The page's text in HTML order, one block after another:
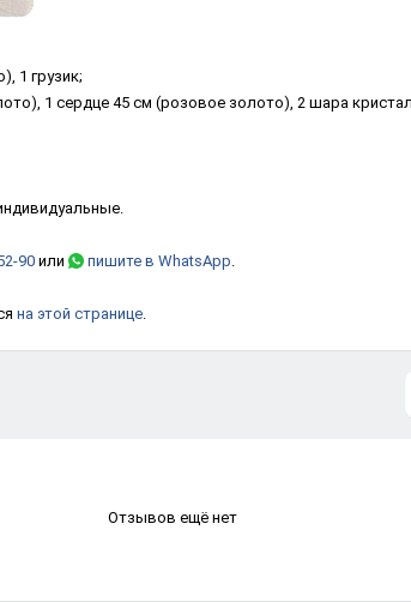
1 грузик;
1 сердце 45 см (розовое золото), 2 шара
90 или пишите в WhatsApp.
на этой странице.
Отзывов ещё нет